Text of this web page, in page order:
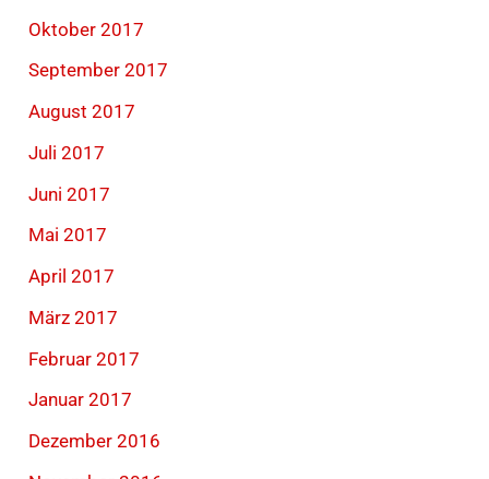
Oktober 2017
September 2017
August 2017
Juli 2017
Juni 2017
Mai 2017
April 2017
März 2017
Februar 2017
Januar 2017
Dezember 2016